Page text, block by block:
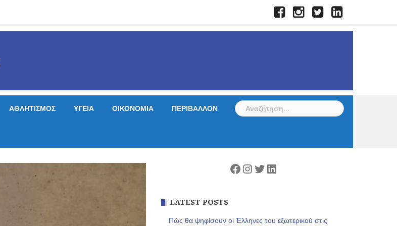
FacebookInstagramTwitterLinkedIn
ΑΘΛΗΤΙΣΜΟΣ ΥΓΕΙΑ ΟΙΚΟΝΟΜΙΑ ΠΕΡΙΒΑΛΛΟΝ
Αναζήτηση
για:
Facebook
Instagram
Twitter
Linkedin
LATEST POSTS
Πώς θα ψηφίσουν οι Έλληνες του εξωτερικού στις